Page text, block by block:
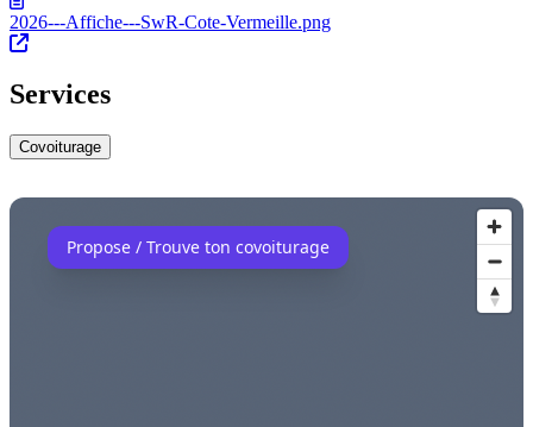
2026---Affiche---SwR-Cote-Vermeille.png
Services
Covoiturage